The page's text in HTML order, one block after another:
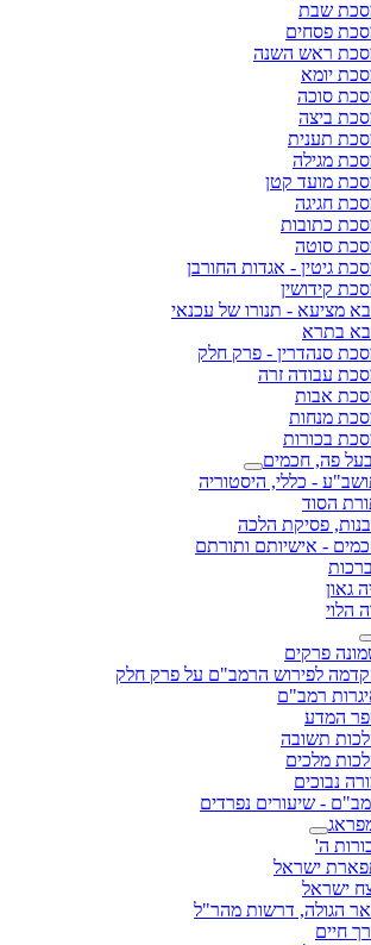
שבת
פסחים
ראש השנה
יומא
סוכה
ביצה
תענית
מגילה
מועד קטן
חגיגה
כתובות
סוטה
גיטין - אגדות החורבן
קידושין
מציעא - תנורו של עכנאי
בתרא
סנהדרין - פרק חלק
עבודה זרה
אבות
מנחות
בכורות
פה, חכמים
- כללי, היסטוריה
הסוד
פסיקת הלכה
- אישיותם ותורתם
גאון
הלוי
פרקים
לפירוש הרמב"ם על פרק חלק
רמב"ם
המדע
תשובה
מלכים
נבוכים
- שיעורים נפרדים
ה'
ישראל
ישראל
הגולה, דרשות מהר"ל
חיים